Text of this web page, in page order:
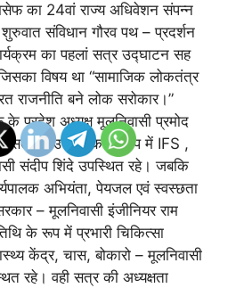
का 24वां राज्य अधिवेशन संपन्न
संविधान गौरव पथ – प्रदर्शन
का पहलां सत्र उद्घाटन सह
विषय था “सामाजिक लोकतंत्र
राजनीति बने लोक सरोकार।”
प्रदेश अध्यक्ष मूलनिवासी प्रमोद
इस सत्र में उद्घाटक के रूप में IFS ,
संदीप शिंदे उपस्थित रहे। जबकि
अभियंता, पेयजल एवं स्वस्छता
– मूलनिवासी इंजीनियर राम
के रूप में प्रभारी चिकित्सा
केंद्र, चास, बोकारो – मूलनिवासी
रहे। वही सत्र की अध्यक्षता